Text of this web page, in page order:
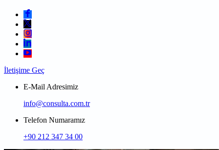
İletişime Geç
E-Mail Adresimiz
info@consulta.com.tr
Telefon Numaramız
+90 212 347 34 00